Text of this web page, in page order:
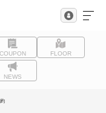
COUPON FLOOR
NEWS